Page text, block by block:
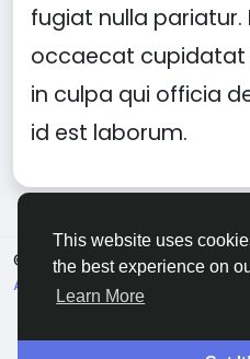
This website uses
the best experience on
Learn More
fugiat nulla pariatur.
occaecat cupidatat
in culpa qui officia
id est laborum.
© 2026 MakeNewFriend
About
Terms